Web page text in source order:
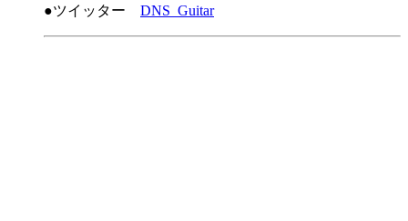
●ツイッター DNS_Guitar